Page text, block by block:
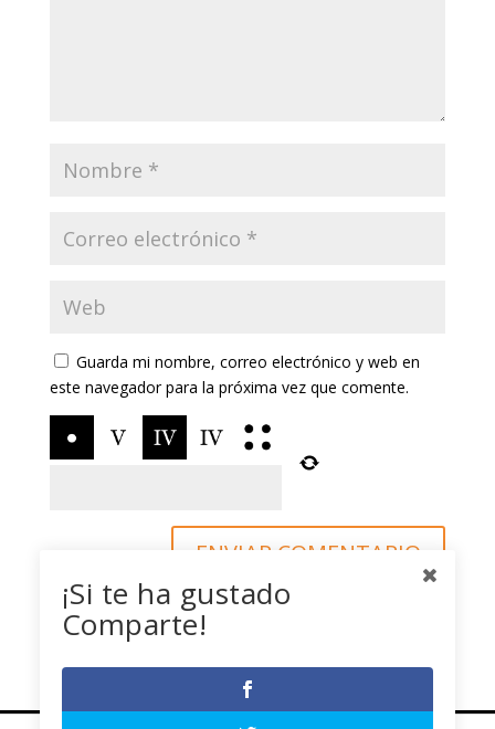
Guarda mi nombre, correo electrónico y web en
este navegador para la próxima vez que comente.
¡Si te ha gustado
Comparte!